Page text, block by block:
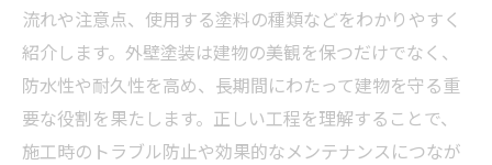
流れや注意点、使用する塗料の種類などをわかりやすく
紹介します。外壁塗装は建物の美観を保つだけでなく、
防水性や耐久性を高め、長期間にわたって建物を守る重
要な役割を果たします。正しい工程を理解することで、
施工時のトラブル防止や効果的なメンテナンスにつなが